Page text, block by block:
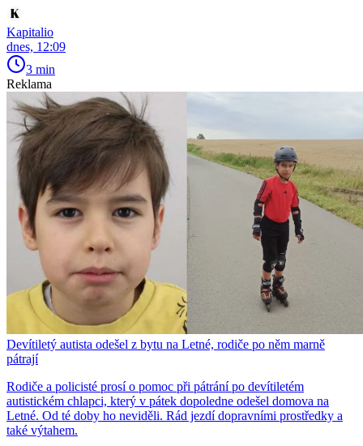
Kapitalio
dnes, 12:09
3 min
Reklama
Devítiletý autista odešel z bytu na Letné, rodiče po něm marně
pátrají
Rodiče a policisté prosí o pomoc při pátrání po devítiletém
autistickém chlapci, který v pátek dopoledne odešel domova na
Letné. Od té doby ho neviděli. Rád jezdí dopravními prostředky a
také výtahem.